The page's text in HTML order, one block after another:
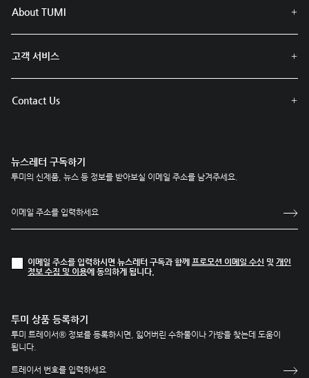
About TUMI
고객 서비스
Contact Us
뉴스레터 구독하기
투미의 신제품, 뉴스 등 정보를 받아보실 이메일 주소를 남겨주세요.
이메일 주소를 입력하시면 뉴스레터 구독과 함께 프로모션 이메일 수신 및 개인
정보 수집 및 이용에 동의하게 됩니다.
투미 상품 등록하기
투미 트레이서® 정보를 등록하시면, 잃어버린 수하물이나 가방을 찾는데 도움이
됩니다.